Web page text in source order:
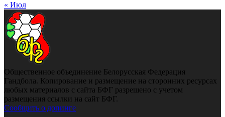
« Июл
Общественное объединение Белорусская Федерация
Гандбола. Копирование и размещение на сторонних ресурсах
любых материалов с сайта БФГ разрешено с учетом
размещения ссылки на сайт БФГ.
Сообщить о допинге